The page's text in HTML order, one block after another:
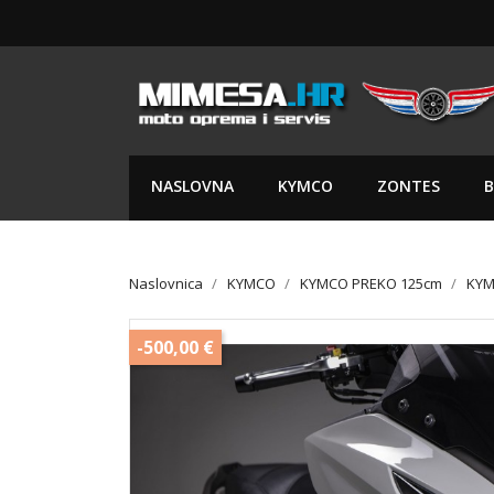
NASLOVNA KYMCO ZONTES
Naslovnica KYMCO KYMCO PREKO 125cm
-500,00 €